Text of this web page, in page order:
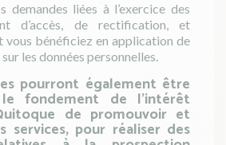
demandes liées à l’exercice des
d’accès, de rectification, et
vous bénéficiez en application de
les données personnelles.
pourront également être
fondement de l’intérêt
de promouvoir et
services, pour réaliser des